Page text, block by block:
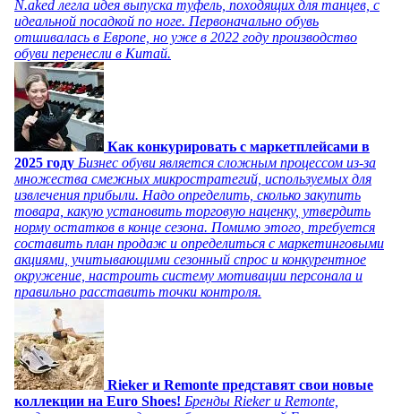
N.aked легла идея выпуска туфель, походящих для танцев, с
идеальной посадкой по ноге. Первоначально обувь
отшивалась в Европе, но уже в 2022 году производство
обуви перенесли в Китай.
Как конкурировать с маркетплейсами в
2025 году Бизнес обуви является сложным процессом из-за
множества смежных микростратегий, используемых для
извлечения прибыли. Надо определить, сколько закупить
товара, какую установить торговую наценку, утвердить
норму остатков в конце сезона. Помимо этого, требуется
составить план продаж и определиться с маркетинговыми
акциями, учитывающими сезонный спрос и конкурентное
окружение, настроить систему мотивации персонала и
правильно расставить точки контроля.
Rieker и Remonte представят свои новые
коллекции на Euro Shoes! Бренды Rieker и Remonte,